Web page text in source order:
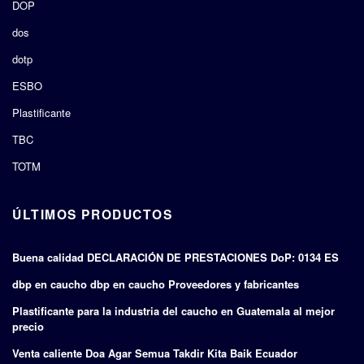
DOP
dos
dotp
ESBO
Plastificante
TBC
TOTM
ÚLTIMOS PRODUCTOS
Buena calidad DECLARACIÓN DE PRESTACIONES DoP: 0134 ES
dbp en caucho dbp en caucho Proveedores y fabricantes
Plastificante para la industria del caucho en Guatemala al mejor
precio
Venta caliente Doa Agar Semua Takdir Kita Baik Ecuador